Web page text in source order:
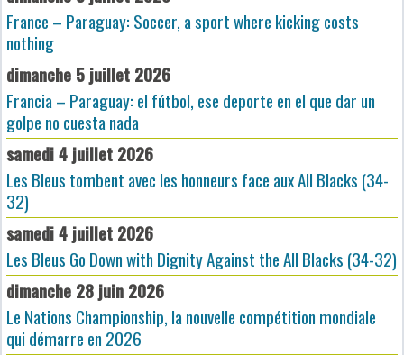
France – Paraguay: Soccer, a sport where kicking costs
nothing
dimanche 5 juillet 2026
Francia – Paraguay: el fútbol, ese deporte en el que dar un
golpe no cuesta nada
samedi 4 juillet 2026
Les Bleus tombent avec les honneurs face aux All Blacks (34-
32)
samedi 4 juillet 2026
Les Bleus Go Down with Dignity Against the All Blacks (34-32)
dimanche 28 juin 2026
Le Nations Championship, la nouvelle compétition mondiale
qui démarre en 2026